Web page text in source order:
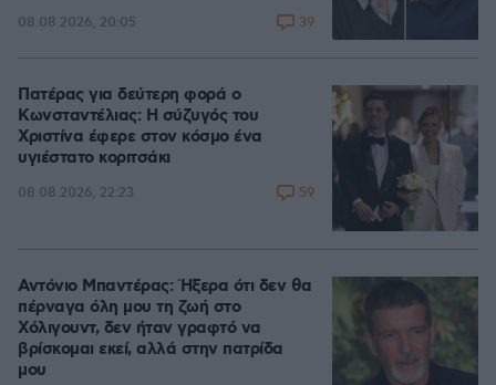
08.08.2026, 20:05 39
Πατέρας για δεύτερη φορά ο
Κωνσταντέλιας: Η σύζυγός του
Χριστίνα έφερε στον κόσμο ένα
υγιέστατο κοριτσάκι
08.08.2026, 22:23 59
Αντόνιο Μπαντέρας: Ήξερα ότι δεν θα
πέρναγα όλη μου τη ζωή στο
Χόλιγουντ, δεν ήταν γραφτό να
βρίσκομαι εκεί, αλλά στην πατρίδα
μου